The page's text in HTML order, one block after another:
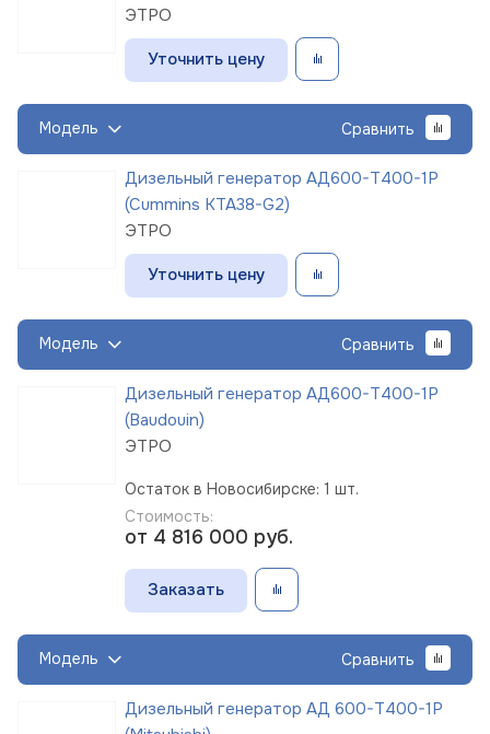
ЭТРО
Уточнить цену
Модель Сравнить
Дизельный генератор АД600-Т400-1Р
(Cummins KTA38-G2)
ЭТРО
Уточнить цену
Модель Сравнить
Дизельный генератор АД600-Т400-1Р
(Baudouin)
ЭТРО
Остаток в Новосибирске: 1 шт.
Стоимость:
от 4 816 000 руб.
Заказать
Модель Сравнить
Дизельный генератор АД 600-Т400-1Р